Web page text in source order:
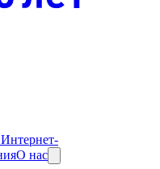
Интернет-
О нас